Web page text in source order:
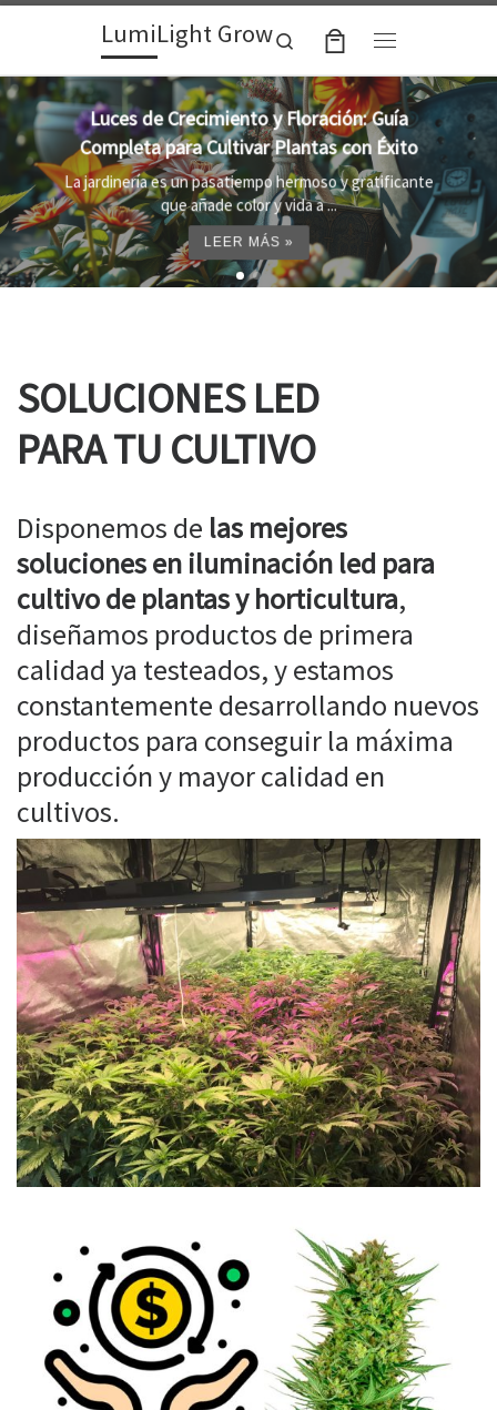
Skip to contentLumiLight Grow
Search
Lámparas para indoor: la clave para un
crecimiento óptimo de tus plantas
Al cultivar plantas en el interior, es importante
proporcionar el entorno adecuado ...
LEER MÁS »
SOLUCIONES LED
PARA TU CULTIVO
Disponemos de las mejores
soluciones en iluminación led para
cultivo de plantas y horticultura,
diseñamos productos de primera
calidad ya testeados, y estamos
constantemente desarrollando nuevos
productos para conseguir la máxima
producción y mayor calidad en
cultivos.